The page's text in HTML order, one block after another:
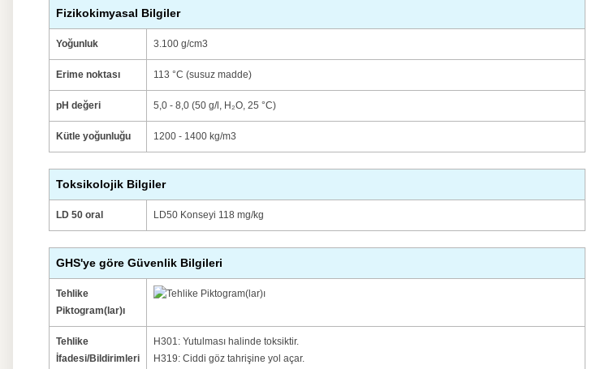
Fizikokimyasal Bilgiler
Yoğunluk 3.100 g/cm3
Erime noktası 113 °C (susuz madde)
pH değeri 5,0 - 8,0 (50 g/l, H₂O, 25 °C)
Kütle yoğunluğu 1200 - 1400 kg/m3
Toksikolojik Bilgiler
LD 50 oral LD50 Konseyi 118 mg/kg
GHS'ye göre Güvenlik Bilgileri
Tehlike
Piktogram(lar)ı
Tehlike
İfadesi/Bildirimleri
H301: Yutulması halinde toksiktir.
H319: Ciddi göz tahrişine yol açar.